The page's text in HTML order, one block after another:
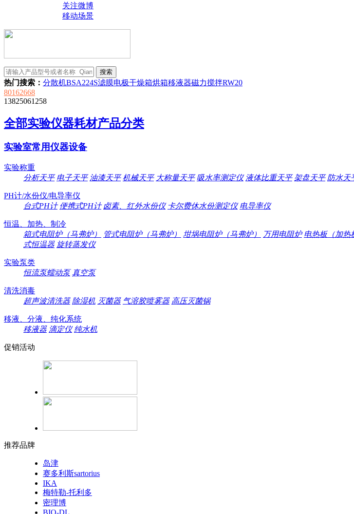
关注微博
移动场景
热门搜索： 分散机BSA224S滤膜电极干燥箱烘箱移液器磁力搅拌RW20
80162668
13825061258
全部实验仪器耗材产品分类
实验室常用仪器设备
实验称重
分析天平 电子天平 油漆天平 机械天平 大称量天平 吸水率测定仪 液体比重天平 架盘天平 防水天
PH计/水份仪/电导率仪
台式PH计 便携式PH计 卤素、红外水份仪 卡尔费休水份测定仪 电导率仪
恒温、加热、制冷
箱式电阻炉（马弗炉）
管式电阻炉（马弗炉） 坩埚电阻炉（马弗炉） 万用电阻炉 电热板（加热
式恒温器 旋转蒸发仪
实验泵类
恒流泵蠕动泵 真空泵
清洗消毒
超声波清洗器 除湿机 灭菌器 气溶胶喷雾器 高压灭菌锅
移液、分液、纯化系统
移液器 滴定仪 纯水机
促销活动
推荐品牌
岛津
赛多利斯sartorius
IKA
梅特勒-托利多
密理博
BIO-DL